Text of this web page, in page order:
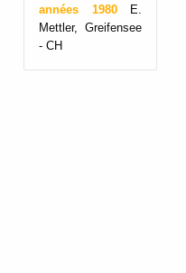
années 1980
E.
Mettler, Greifensee
- CH